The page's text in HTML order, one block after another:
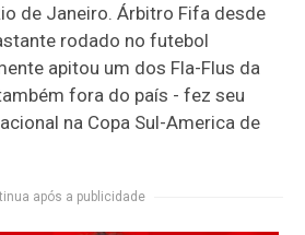
de Janeiro. Árbitro Fifa desde
rodado no futebol
apitou um dos Fla-Flus da
fora do país - fez seu
na Copa Sul-America de
após a publicidade